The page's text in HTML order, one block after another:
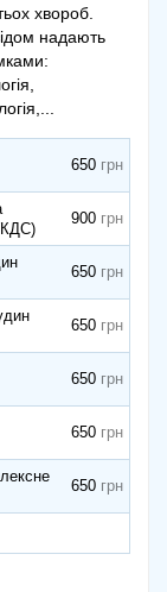
хвороб.
надають
650
900
650
650
650
650
650